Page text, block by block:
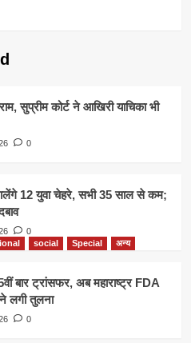
सुप्रीम कोर्ट ने आखिरी याचिका भी
0
12 युवा चेहरे, सभी 35 साल से कम;
0
social Special अन्य
बार ट्रांसफर, अब महाराष्ट्र FDA
लगी तुलना
0